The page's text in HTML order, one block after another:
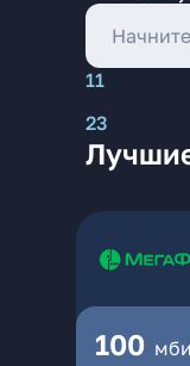
11
23
100